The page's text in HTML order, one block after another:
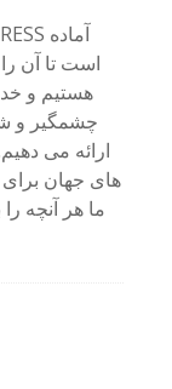
است تا آن را
هستیم و
چشمگیر و
ارائه می
های جهان
ما هر آنچه